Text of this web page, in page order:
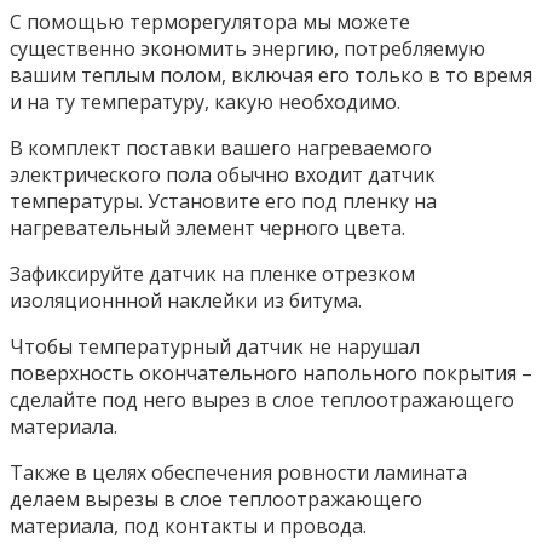
С помощью терморегулятора мы можете
существенно экономить энергию, потребляемую
вашим теплым полом, включая его только в то время
и на ту температуру, какую необходимо.
В комплект поставки вашего нагреваемого
электрического пола обычно входит датчик
температуры. Установите его под пленку на
нагревательный элемент черного цвета.
Зафиксируйте датчик на пленке отрезком
изоляционнной наклейки из битума.
Чтобы температурный датчик не нарушал
поверхность окончательного напольного покрытия –
сделайте под него вырез в слое теплоотражающего
материала.
Также в целях обеспечения ровности ламината
делаем вырезы в слое теплоотражающего
материала, под контакты и провода.